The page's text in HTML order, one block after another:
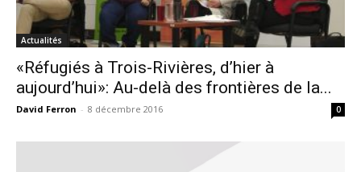
Actualités
«Réfugiés à Trois-Rivières, d’hier à
aujourd’hui»: Au-delà des frontières de la...
David Ferron - 8 décembre 2016 0